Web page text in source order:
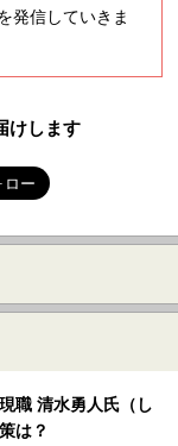
発信していきま
けします
職 清水勇人氏（し
は？